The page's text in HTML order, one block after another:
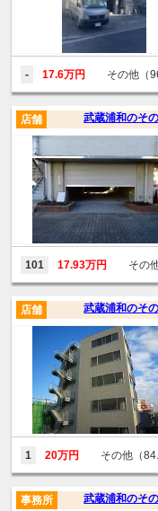
- 17.6万円 その他（
武蔵浦和のそ
店舗
101 17.93万円 その
武蔵浦和のそ
店舗
1 20万円 その他（
武蔵浦和のそ
事務所